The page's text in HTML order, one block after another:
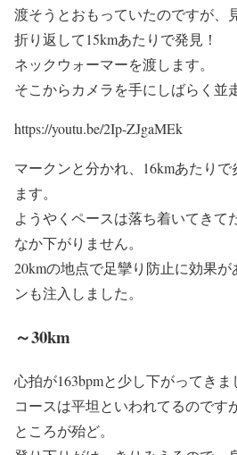
渡そうとおもっていたのですが、
折り返して15kmあたりで発見！
ネックウォーマーを渡します。
そこからカメラを手にしばらく並
https://youtu.be/2Ip-ZJgaMEk
マークンと分かれ、16kmあたり
ます。
ようやくペースは落ち着いてきて
なか下がりません。
20kmの地点で足攣り防止に効果
ンも注入しました。
～30km
心拍が163bpmと少し下がってきま
コースは平坦といわれてるのです
ところが殆ど。